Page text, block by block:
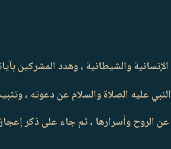
والشيطانية ، وهدد المشركين
عليه الصلاة والسلام عن دعوته ،
عن الروح وأسرارها ، ثم جاء على ذكر